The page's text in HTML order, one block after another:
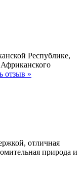
Республике,
отзыв »
отличная
природа и